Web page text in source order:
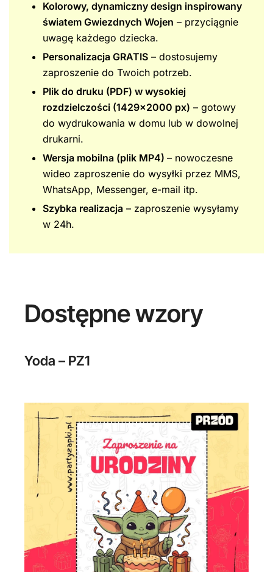
Kolorowy, dynamiczny design inspirowany
światem Gwiezdnych Wojen – przyciągnie
uwagę każdego dziecka.
Personalizacja GRATIS – dostosujemy
zaproszenie do Twoich potrzeb.
Plik do druku (PDF) w wysokiej
rozdzielczości (1429×2000 px) – gotowy
do wydrukowania w domu lub w dowolnej
drukarni.
Wersja mobilna (plik MP4) – nowoczesne
wideo zaproszenie do wysyłki przez MMS,
WhatsApp, Messenger, e-mail itp.
Szybka realizacja – zaproszenie wysyłamy
w 24h.
Dostępne wzory
Yoda – PZ1